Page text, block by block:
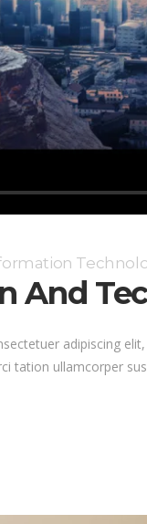
And
adipiscing
tation ullamcorper